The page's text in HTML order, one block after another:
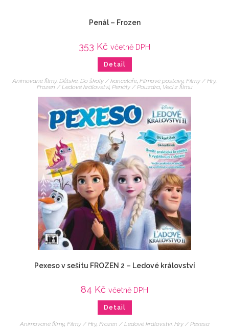
Penál – Frozen
353 Kč včetně DPH
Detail
Animované filmy, Dětské, Do školy / kanceláře, Filmové postavy, Filmy / Hry,
Frozen / Ledové království, Penály / Pouzdra, Veci z filmu
Pexeso v sešitu FROZEN 2 – Ledové království
84 Kč včetně DPH
Detail
Animované filmy, Filmy / Hry, Frozen / Ledové království, Hry / Pexesa